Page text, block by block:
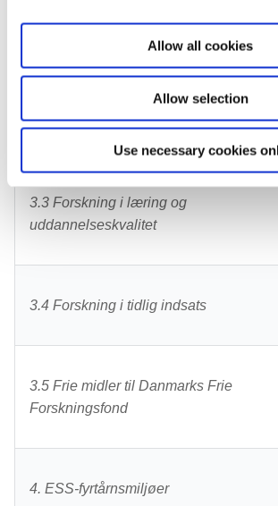
Allow all cookies
Allow selection
Use necessary cookies
3.1 Mennesker og samfund
3.2 Sapere Aude og nationalt ERC-
støtteprogram
3.3 Forskning i læring og
uddannelseskvalitet
3.4 Forskning i tidlig indsats
3.5 Frie midler til Danmarks Frie
Forskningsfond
4. ESS-fyrtårnsmiljøer